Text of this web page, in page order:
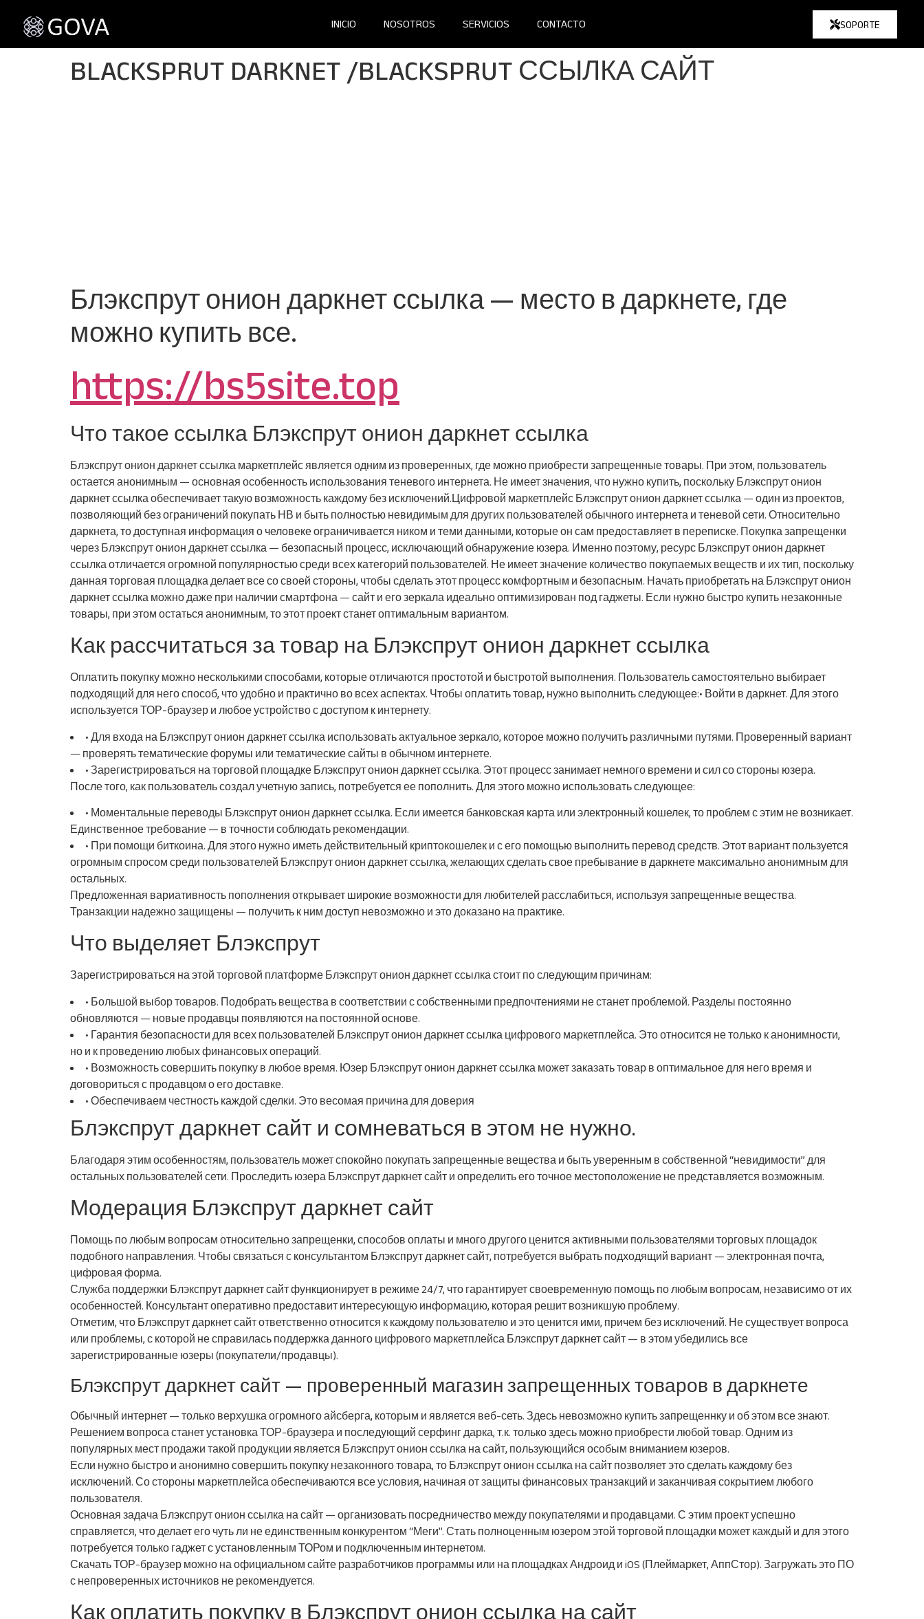
INICIO NOSOTROS SERVICIOS CONTACTO SOPORTE
BLACKSPRUT DARKNET /BLACKSPRUT ССЫЛКА САЙТ
Блэкспрут онион даркнет ссылка — место в даркнете, где
можно купить все.
https://bs5site.top
Что такое ссылка Блэкспрут онион даркнет ссылка
Блэкспрут онион даркнет ссылка маркетплейс является одним из проверенных, где можно приобрести запрещенные товары. При этом, пользователь
остается анонимным — основная особенность использования теневого интернета. Не имеет значения, что нужно купить, поскольку Блэкспрут онион
даркнет ссылка обеспечивает такую возможность каждому без исключений.Цифровой маркетплейс Блэкспрут онион даркнет ссылка — один из проектов,
позволяющий без ограничений покупать НВ и быть полностью невидимым для других пользователей обычного интернета и теневой сети. Относительно
даркнета, то доступная информация о человеке ограничивается ником и теми данными, которые он сам предоставляет в переписке. Покупка запрещенки
через Блэкспрут онион даркнет ссылка — безопасный процесс, исключающий обнаружение юзера. Именно поэтому, ресурс Блэкспрут онион даркнет
ссылка отличается огромной популярностью среди всех категорий пользователей. Не имеет значение количество покупаемых веществ и их тип, поскольку
данная торговая площадка делает все со своей стороны, чтобы сделать этот процесс комфортным и безопасным. Начать приобретать на Блэкспрут онион
даркнет ссылка можно даже при наличии смартфона — сайт и его зеркала идеально оптимизирован под гаджеты. Если нужно быстро купить незаконные
товары, при этом остаться анонимным, то этот проект станет оптимальным вариантом.
Как рассчитаться за товар на Блэкспрут онион даркнет ссылка
Оплатить покупку можно несколькими способами, которые отличаются простотой и быстротой выполнения. Пользователь самостоятельно выбирает
подходящий для него способ, что удобно и практично во всех аспектах. Чтобы оплатить товар, нужно выполнить следующее:• Войти в даркнет. Для этого
используется ТОР-браузер и любое устройство с доступом к интернету.
• Для входа на Блэкспрут онион даркнет ссылка использовать актуальное зеркало, которое можно получить различными путями. Проверенный вариант
— проверять тематические форумы или тематические сайты в обычном интернете.
• Зарегистрироваться на торговой площадке Блэкспрут онион даркнет ссылка. Этот процесс занимает немного времени и сил со стороны юзера.
После того, как пользователь создал учетную запись, потребуется ее пополнить. Для этого можно использовать следующее:
• Моментальные переводы Блэкспрут онион даркнет ссылка. Если имеется банковская карта или электронный кошелек, то проблем с этим не возникает.
Единственное требование — в точности соблюдать рекомендации.
• При помощи биткоина. Для этого нужно иметь действительный криптокошелек и с его помощью выполнить перевод средств. Этот вариант пользуется
огромным спросом среди пользователей Блэкспрут онион даркнет ссылка, желающих сделать свое пребывание в даркнете максимально анонимным для
остальных.
Предложенная вариативность пополнения открывает широкие возможности для любителей расслабиться, используя запрещенные вещества.
Транзакции надежно защищены — получить к ним доступ невозможно и это доказано на практике.
Что выделяет Блэкспрут
Зарегистрироваться на этой торговой платформе Блэкспрут онион даркнет ссылка стоит по следующим причинам:
• Большой выбор товаров. Подобрать вещества в соответствии с собственными предпочтениями не станет проблемой. Разделы постоянно
обновляются — новые продавцы появляются на постоянной основе.
• Гарантия безопасности для всех пользователей Блэкспрут онион даркнет ссылка цифрового маркетплейса. Это относится не только к анонимности,
но и к проведению любых финансовых операций.
• Возможность совершить покупку в любое время. Юзер Блэкспрут онион даркнет ссылка может заказать товар в оптимальное для него время и
договориться с продавцом о его доставке.
• Обеспечиваем честность каждой сделки. Это весомая причина для доверия
Блэкспрут даркнет сайт и сомневаться в этом не нужно.
Благодаря этим особенностям, пользователь может спокойно покупать запрещенные вещества и быть уверенным в собственной “невидимости” для
остальных пользователей сети. Проследить юзера Блэкспрут даркнет сайт и определить его точное местоположение не представляется возможным.
Модерация Блэкспрут даркнет сайт
Помощь по любым вопросам относительно запрещенки, способов оплаты и много другого ценится активными пользователями торговых площадок
подобного направления. Чтобы связаться с консультантом Блэкспрут даркнет сайт, потребуется выбрать подходящий вариант — электронная почта,
цифровая форма.
Служба поддержки Блэкспрут даркнет сайт функционирует в режиме 24/7, что гарантирует своевременную помощь по любым вопросам, независимо от их
особенностей. Консультант оперативно предоставит интересующую информацию, которая решит возникшую проблему.
Отметим, что Блэкспрут даркнет сайт ответственно относится к каждому пользователю и это ценится ими, причем без исключений. Не существует вопроса
или проблемы, с которой не справилась поддержка данного цифрового маркетплейса Блэкспрут даркнет сайт — в этом убедились все
зарегистрированные юзеры (покупатели/продавцы).
Блэкспрут даркнет сайт — проверенный магазин запрещенных товаров в даркнете
Обычный интернет — только верхушка огромного айсберга, которым и является веб-сеть. Здесь невозможно купить запрещеннку и об этом все знают.
Решением вопроса станет установка ТОР-браузера и последующий серфинг дарка, т.к. только здесь можно приобрести любой товар. Одним из
популярных мест продажи такой продукции является Блэкспрут онион ссылка на сайт, пользующийся особым вниманием юзеров.
Если нужно быстро и анонимно совершить покупку незаконного товара, то Блэкспрут онион ссылка на сайт позволяет это сделать каждому без
исключений. Со стороны маркетплейса обеспечиваются все условия, начиная от защиты финансовых транзакций и заканчивая сокрытием любого
пользователя.
Основная задача Блэкспрут онион ссылка на сайт — организовать посредничество между покупателями и продавцами. С этим проект успешно
справляется, что делает его чуть ли не единственным конкурентом “Меги”. Стать полноценным юзером этой торговой площадки может каждый и для этого
потребуется только гаджет с установленным ТОРом и подключенным интернетом.
Скачать ТОР-браузер можно на официальном сайте разработчиков программы или на площадках Андроид и iOS (Плеймаркет, АппСтор). Загружать это ПО
с непроверенных источников не рекомендуется.
Как оплатить покупку в Блэкспрут онион ссылка на сайт